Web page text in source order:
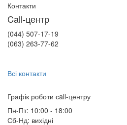
Контакти
Call-центр
(044) 507-17-19
(063) 263-77-62
Всі контакти
Графік роботи сall-центру
Пн-Пт: 10:00 - 18:00
Сб-Нд: вихідні